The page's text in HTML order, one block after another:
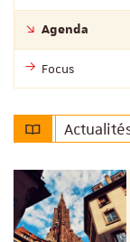
Agenda
Focus